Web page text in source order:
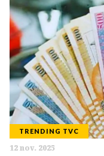
TRENDING TVC
12 nov. 2025